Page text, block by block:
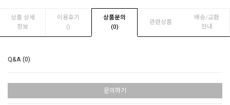
상품 상세
정보
이용후기
()
상품문의
(0)
관련상품
배송/교환
안내
Q&A (0)
문의하기